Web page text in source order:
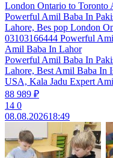
London Ontario to Toronto
Powerful Amil Baba In
Lahore, Bes pop London
03103166444 Powerful
Amil Baba In Lahor
Powerful Amil Baba In
Lahore, Best Amil Baba In
USA, Kala Jadu Expert
88 989 ₽
14 0
08.08.202618:49